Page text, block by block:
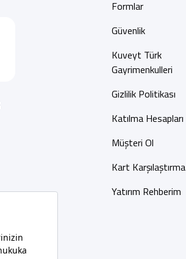
Formlar
Güvenlik
Kuveyt Türk
Gayrimenkulleri
Gizlilik Politikası
Katılma Hesapları
Müşteri Ol
Kart Karşılaştırma
Yatırım Rehberim